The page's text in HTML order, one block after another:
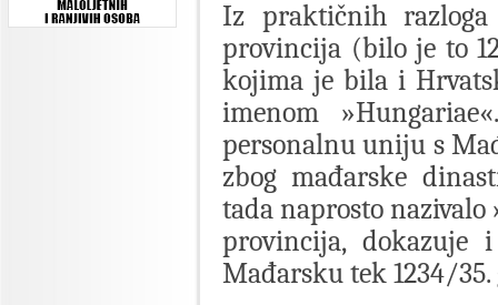
Iz praktičnih
provincija (bilo je to
kojima je bila i
imenom
personalnu uniju s
zbog mađarske
tada naprosto
provincija,
Mađarsku tek 1234/